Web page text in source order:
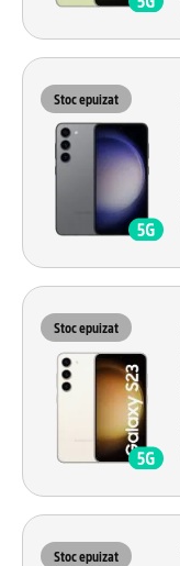
Stoc epuizat
Stoc epuizat
Stoc epuizat